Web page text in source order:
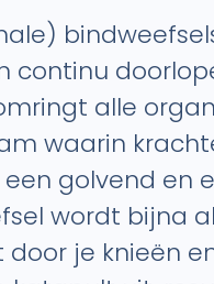
continu
alle
waarin
golvend en
wordt bijna
door je knieën